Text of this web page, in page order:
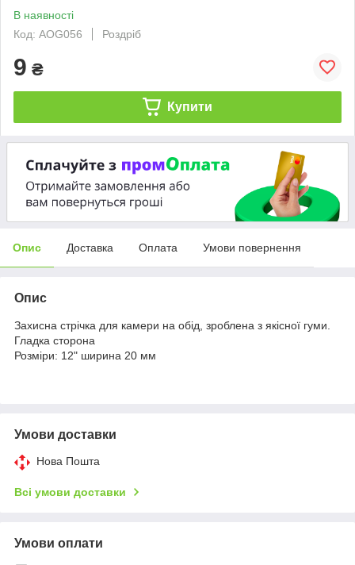
В наявності
Код: AOG056
Роздріб
9 ₴
Купити
Опис Доставка Оплата Умови повернення
Опис
Захисна стрічка для камери на обід, зроблена з якісної гуми.
Гладка сторона
Розміри: 12" ширина 20 мм
Умови доставки
Нова Пошта
Всі умови доставки
Умови оплати